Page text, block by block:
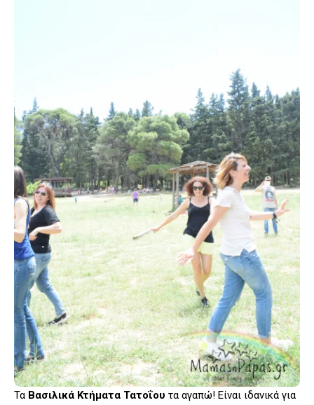
Τα Βασιλικά Κτήματα Τατοΐου τα αγαπώ! Είναι ιδανικά για